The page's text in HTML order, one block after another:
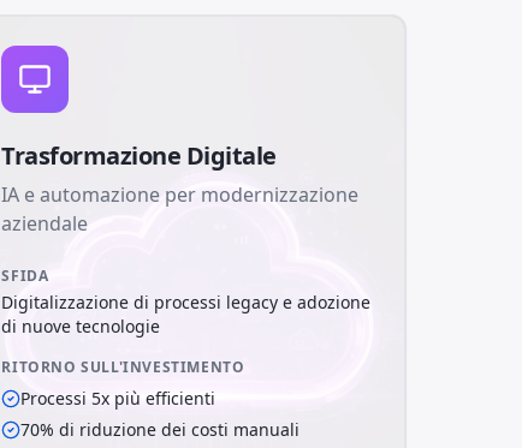
Trasformazione Digitale
IA e automazione per modernizzazione
aziendale
SFIDA
Digitalizzazione di processi legacy e adozione
di nuove tecnologie
RITORNO SULL'INVESTIMENTO
Processi 5x più efficienti
70% di riduzione dei costi manuali